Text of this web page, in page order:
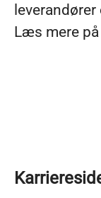
Læs mere på